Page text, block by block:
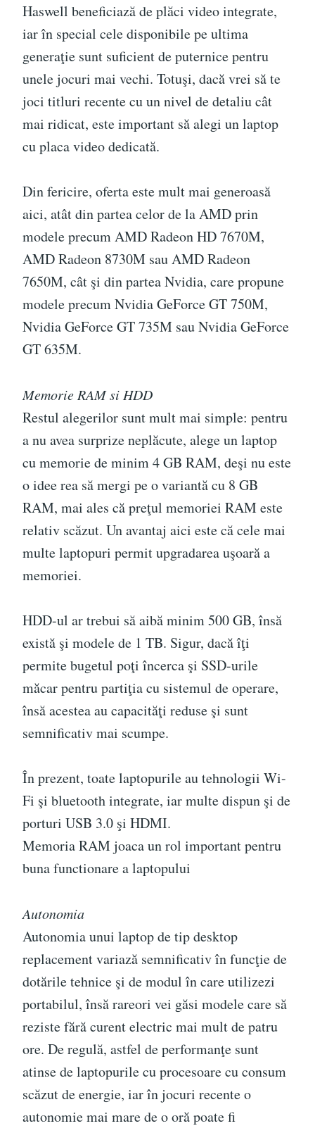
Haswell beneficiază de plăci video integrate,
iar în special cele disponibile pe ultima
generaţie sunt suficient de puternice pentru
unele jocuri mai vechi. Totuşi, dacă vrei să te
joci titluri recente cu un nivel de detaliu cât
mai ridicat, este important să alegi un laptop
cu placa video dedicată.
Din fericire, oferta este mult mai generoasă
aici, atât din partea celor de la AMD prin
modele precum AMD Radeon HD 7670M,
AMD Radeon 8730M sau AMD Radeon
7650M, cât şi din partea Nvidia, care propune
modele precum Nvidia GeForce GT 750M,
Nvidia GeForce GT 735M sau Nvidia GeForce
GT 635M.
Memorie RAM si HDD
Restul alegerilor sunt mult mai simple: pentru
a nu avea surprize neplăcute, alege un laptop
cu memorie de minim 4 GB RAM, deşi nu este
o idee rea să mergi pe o variantă cu 8 GB
RAM, mai ales că preţul memoriei RAM este
relativ scăzut. Un avantaj aici este că cele mai
multe laptopuri permit upgradarea uşoară a
memoriei.
HDD-ul ar trebui să aibă minim 500 GB, însă
există şi modele de 1 TB. Sigur, dacă îţi
permite bugetul poţi încerca şi SSD-urile
măcar pentru partiţia cu sistemul de operare,
însă acestea au capacităţi reduse şi sunt
semnificativ mai scumpe.
În prezent, toate laptopurile au tehnologii Wi-
Fi şi bluetooth integrate, iar multe dispun şi de
porturi USB 3.0 şi HDMI.
Memoria RAM joaca un rol important pentru
buna functionare a laptopului
Autonomia
Autonomia unui laptop de tip desktop
replacement variază semnificativ în funcţie de
dotările tehnice şi de modul în care utilizezi
portabilul, însă rareori vei găsi modele care să
reziste fără curent electric mai mult de patru
ore. De regulă, astfel de performanţe sunt
atinse de laptopurile cu procesoare cu consum
scăzut de energie, iar în jocuri recente o
autonomie mai mare de o oră poate fi